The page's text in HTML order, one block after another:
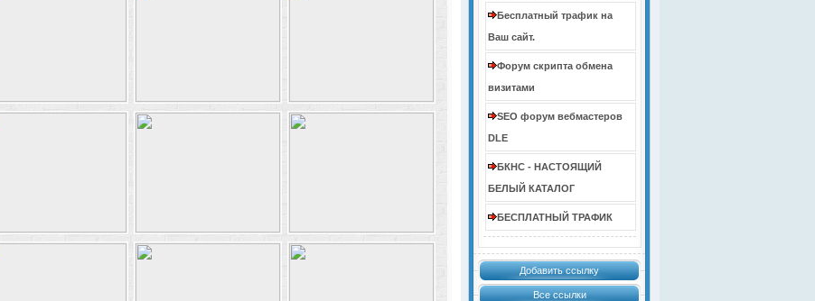
Бесплатный трафик на
Ваш сайт.
Форум скрипта обмена
визитами
SEO форум вебмастеров
DLE
БКНС - НАСТОЯЩИЙ
БЕЛЫЙ КАТАЛОГ
БЕСПЛАТНЫЙ ТРАФИК
Добавить ссылку
Все ссылки